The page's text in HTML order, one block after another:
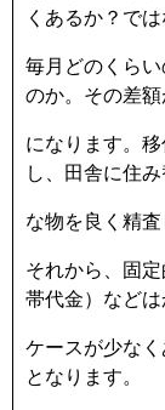
くあるか？で
毎月どのくら
のか。その差
になります。
し、田舎に住
な物を良く精査
それから、固
帯代金）など
ケースが少なく
となります。